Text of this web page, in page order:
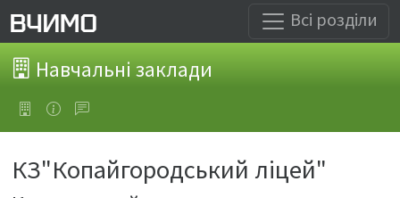
Всі розділи
Навчальні заклади
КЗ"Копайгородський ліцей"